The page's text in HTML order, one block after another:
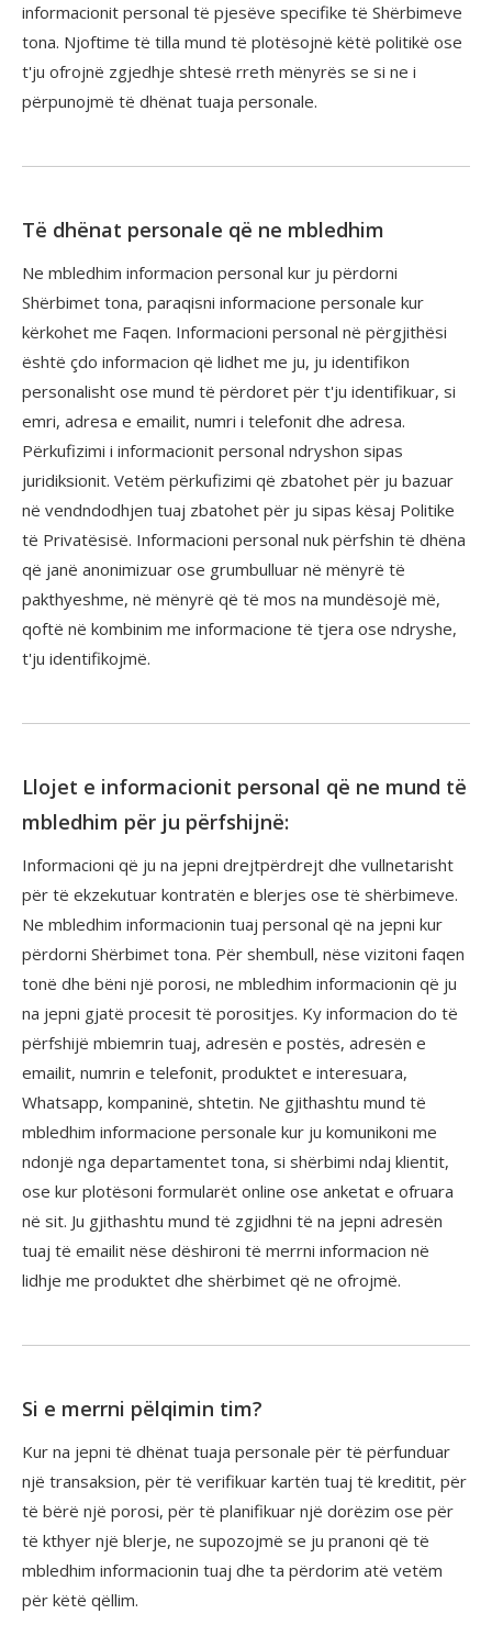
informacionit personal të pjesëve specifike të Shërbimeve
tona. Njoftime të tilla mund të plotësojnë këtë politikë ose
t'ju ofrojnë zgjedhje shtesë rreth mënyrës se si ne i
përpunojmë të dhënat tuaja personale.
Të dhënat personale që ne mbledhim
Ne mbledhim informacion personal kur ju përdorni
Shërbimet tona, paraqisni informacione personale kur
kërkohet me Faqen. Informacioni personal në përgjithësi
është çdo informacion që lidhet me ju, ju identifikon
personalisht ose mund të përdoret për t'ju identifikuar, si
emri, adresa e emailit, numri i telefonit dhe adresa.
Përkufizimi i informacionit personal ndryshon sipas
juridiksionit. Vetëm përkufizimi që zbatohet për ju bazuar
në vendndodhjen tuaj zbatohet për ju sipas kësaj Politike
të Privatësisë. Informacioni personal nuk përfshin të dhëna
që janë anonimizuar ose grumbulluar në mënyrë të
pakthyeshme, në mënyrë që të mos na mundësojë më,
qoftë në kombinim me informacione të tjera ose ndryshe,
t'ju identifikojmë.
Llojet e informacionit personal që ne mund të
mbledhim për ju përfshijnë:
Informacioni që ju na jepni drejtpërdrejt dhe vullnetarisht
për të ekzekutuar kontratën e blerjes ose të shërbimeve.
Ne mbledhim informacionin tuaj personal që na jepni kur
përdorni Shërbimet tona. Për shembull, nëse vizitoni faqen
tonë dhe bëni një porosi, ne mbledhim informacionin që ju
na jepni gjatë procesit të porositjes. Ky informacion do të
përfshijë mbiemrin tuaj, adresën e postës, adresën e
emailit, numrin e telefonit, produktet e interesuara,
Whatsapp, kompaninë, shtetin. Ne gjithashtu mund të
mbledhim informacione personale kur ju komunikoni me
ndonjë nga departamentet tona, si shërbimi ndaj klientit,
ose kur plotësoni formularët online ose anketat e ofruara
në sit. Ju gjithashtu mund të zgjidhni të na jepni adresën
tuaj të emailit nëse dëshironi të merrni informacion në
lidhje me produktet dhe shërbimet që ne ofrojmë.
Si e merrni pëlqimin tim?
Kur na jepni të dhënat tuaja personale për të përfunduar
një transaksion, për të verifikuar kartën tuaj të kreditit, për
të bërë një porosi, për të planifikuar një dorëzim ose për
të kthyer një blerje, ne supozojmë se ju pranoni që të
mbledhim informacionin tuaj dhe ta përdorim atë vetëm
për këtë qëllim.